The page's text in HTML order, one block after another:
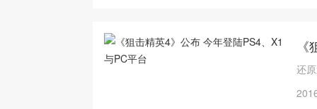
还